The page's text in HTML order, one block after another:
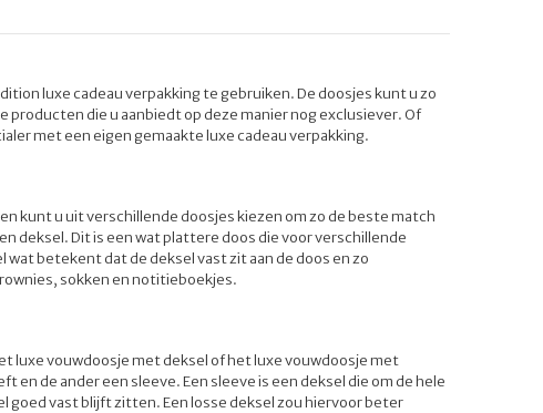
luxe cadeau verpakking te gebruiken. De doosjes kunt u zo
die u aanbiedt op deze manier nog exclusiever. Of
met een eigen gemaakte luxe cadeau verpakking.
kunt u uit verschillende doosjes kiezen om zo de beste match
deksel. Dit is een wat plattere doos die voor verschillende
betekent dat de deksel vast zit aan de doos en zo
sokken en notitieboekjes.
luxe vouwdoosje met deksel of het luxe vouwdoosje met
de ander een sleeve. Een sleeve is een deksel die om de hele
goed vast blijft zitten. Een losse deksel zou hiervoor beter